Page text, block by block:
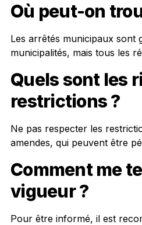
Où peut-on
Les arrêtés municipaux sont
municipalités, mais tous les
Quels sont les
restrictions ?
Ne pas respecter les
amendes, qui peuvent être
Comment me
vigueur ?
Pour être informé, il est